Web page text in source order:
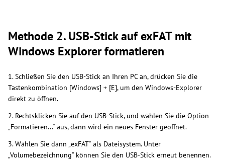
Methode 2. USB-Stick auf exFAT mit
Windows Explorer formatieren
1. Schließen Sie den USB-Stick an Ihren PC an, drücken Sie die
Tastenkombination [Windows] + [E], um den Windows-Explorer
direkt zu öffnen.
2. Rechtsklicken Sie auf den USB-Stick, und wählen Sie die Option
„Formatieren...“ aus, dann wird ein neues Fenster geöffnet.
3. Wählen Sie dann „exFAT“ als Dateisystem. Unter
„Volumebezeichnung“ können Sie den USB-Stick erneut benennen.